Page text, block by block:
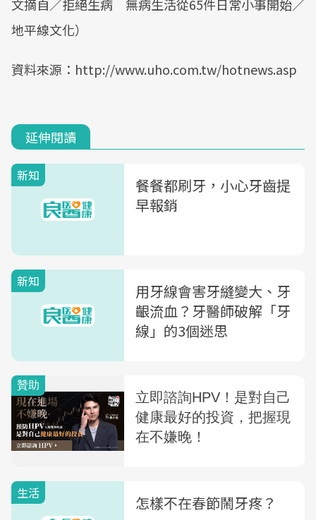
文摘自／拒絕生病 無病生活從65件日常小事開始／
地平線文化）
資料來源：http://www.uho.com.tw/hotnews.asp
延伸閱讀
新知
餐餐都刷牙，小心牙齒提
早報銷
新知
用牙線會害牙縫變大、牙
齦流血？牙醫師破解「牙
線」的3個迷思
生活 怎樣不在春節鬧牙疼？